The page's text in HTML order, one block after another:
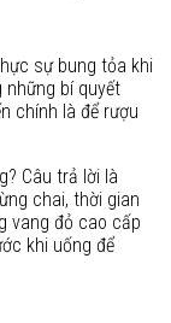
sự bung tỏa khi
bí quyết
chính là để rượu
Câu trả lời là
chai, thời gian
vang đỏ cao cấp
khi uống để